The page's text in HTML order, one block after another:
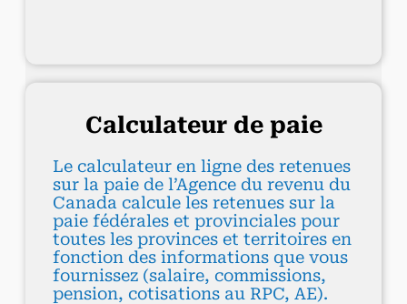
Calculateur de paie
Le calculateur en ligne des retenues
sur la paie de l’Agence du revenu du
Canada calcule les retenues sur la
paie fédérales et provinciales pour
toutes les provinces et territoires en
fonction des informations que vous
fournissez (salaire, commissions,
pension, cotisations au RPC, AE).